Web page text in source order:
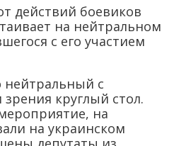
действий боевиков
на нейтральном
с его участием
нейтральный с
круглый стол.
на
на украинском